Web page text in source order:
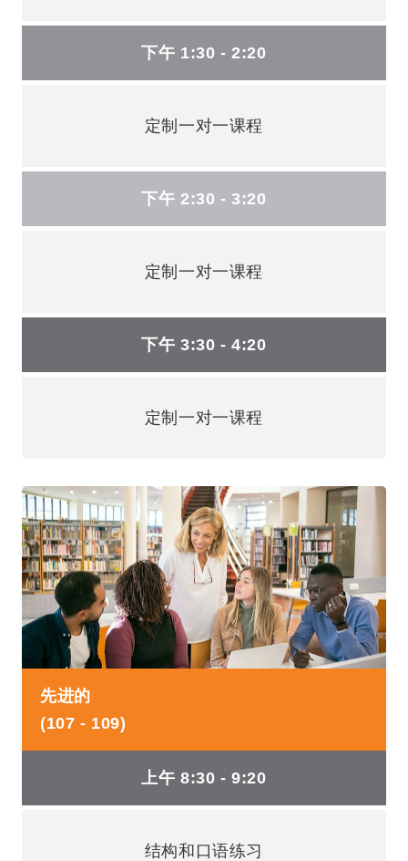
下午 1:30 - 2:20
定制一对一课程
下午 2:30 - 3:20
定制一对一课程
下午 3:30 - 4:20
定制一对一课程
先进的
(107 - 109)
上午 8:30 - 9:20
结构和口语练习